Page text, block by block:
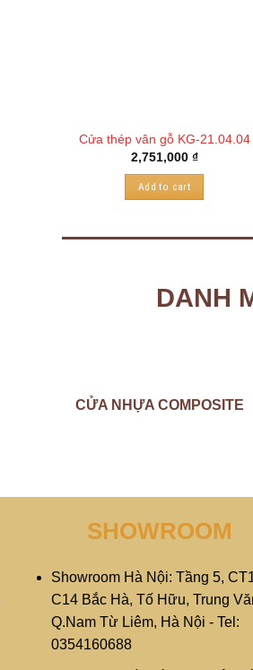
Cửa thép vân gỗ KG-21.04.04
2,751,000 ₫
Add to cart
DANH
CỬA NHỰA COMPOSITE
SHOWROOM
Showroom Hà Nội: Tầng 5,
C14 Bắc Hà, Tố Hữu, Trung
Q.Nam Từ Liêm, Hà Nội - Tel:
0354160688